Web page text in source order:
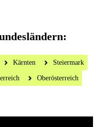
Kärnten Steiermark
Oberösterreich